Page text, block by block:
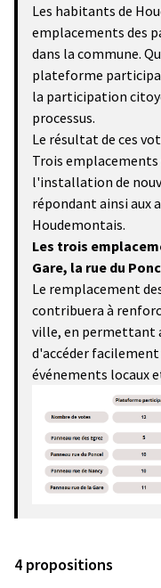
Les habitants de
emplacements des
dans la commune.
plateforme
la participation
processus.
Le résultat de ces
Trois
l'installation de
répondant ainsi aux
Houdemontais.
Les trois
Gare, la rue du
Le remplacement
contribuera à
ville, en permettant
d'accéder
événements locaux
4 propositions